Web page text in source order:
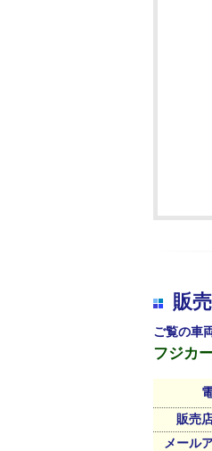
販
ご覧の車
フジカ
販売
メール